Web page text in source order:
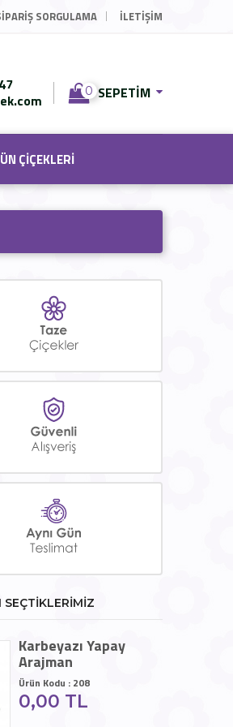
SORGULAMA İLETİŞİM
0 SEPETIM
ÇIÇEKLERI
SEÇTİKLERİMİZ
Karbeyazı Yapay
Arajman
Ürün Kodu : 208
0,00 TL